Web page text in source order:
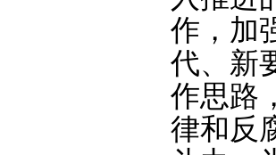
作，加
代、新
作思路
律和反